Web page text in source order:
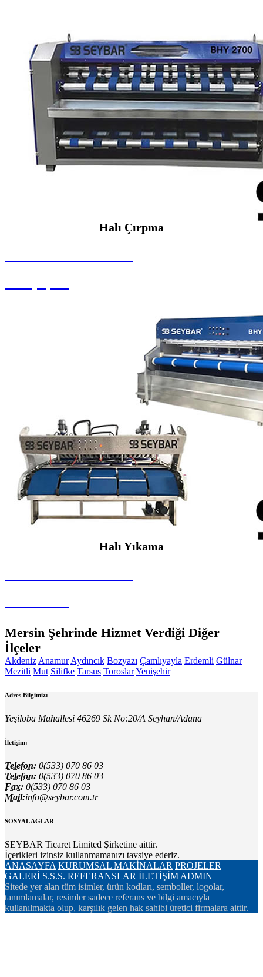
Halı Çırpma
Halı Yıkama
Mersin Şehrinde Hizmet Verdiği Diğer
İlçeler
Akdeniz Anamur Aydıncık Bozyazı Çamlıyayla Erdemli Gülnar
Mezitli Mut Silifke Tarsus ToroslarYenişehir
Adres Bilgimiz:
Yeşiloba Mahallesi 46269 Sk No:20/A Seyhan/Adana
İletişim:
Telefon: 0(533) 070 86 03
Telefon: 0(533) 070 86 03
Fax: 0(533) 070 86 03
Mail:info@seybar.com.tr
SOSYAL AGLAR
SEYBAR Ticaret Limited Şirketine aittir.
İçerikleri izinsiz kullanmamanızı tavsiye ederiz.
ANASAYFA KURUMSAL MAKİNALAR PROJELER
GALERİ S.S.S. REFERANSLAR İLETİŞİM ADMIN
Sitede yer alan tüm isimler, ürün kodları, semboller, logolar,
tanımlamalar, resimler sadece referans ve bilgi amacıyla
kullanılmakta olup, karşılık gelen hak sahibi üretici firmalara aittir.